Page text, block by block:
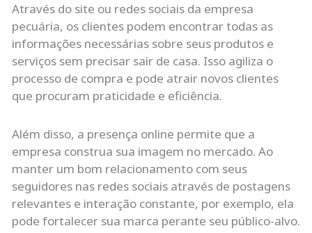
Através do site ou redes sociais da empresa
pecuária, os clientes podem encontrar todas as
informações necessárias sobre seus produtos e
serviços sem precisar sair de casa. Isso agiliza o
processo de compra e pode atrair novos clientes
que procuram praticidade e eficiência.
Além disso, a presença online permite que a
empresa construa sua imagem no mercado. Ao
manter um bom relacionamento com seus
seguidores nas redes sociais através de postagens
relevantes e interação constante, por exemplo, ela
pode fortalecer sua marca perante seu público-alvo.